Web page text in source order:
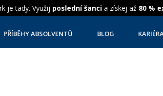
je tady. Využij poslední šanci a získej až 80 %
PŘÍBĚHY ABSOLVENTŮ BLOG KARIÉRA